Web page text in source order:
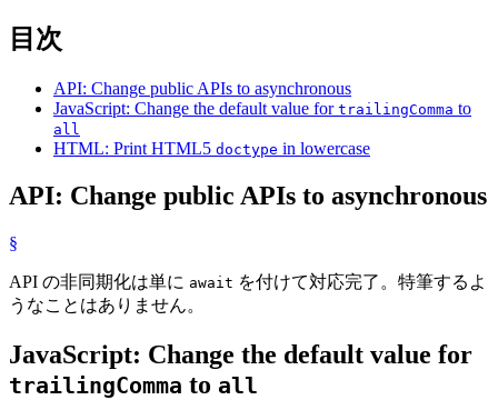
目次
API: Change public APIs to asynchronous
JavaScript: Change the default value for trailingComma to
all
HTML: Print HTML5 doctype in lowercase
API: Change public APIs to asynchronous
§
API の非同期化は単に await を付けて対応完了。特筆するよ
うなことはありません。
JavaScript: Change the default value for
trailingComma to all